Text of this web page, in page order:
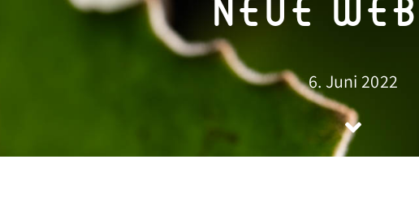
6. Juni 2022